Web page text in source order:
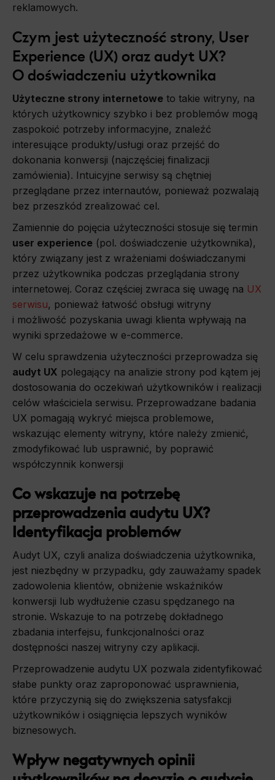
reklamowych.
Czym jest użyteczność strony, User
Experience (UX) oraz audyt UX?
O doświadczeniu użytkownika
Użyteczne strony internetowe to takie witryny, na
których użytkownicy szybko i bez problemów mogą
zaspokoić potrzeby informacyjne, znaleźć
interesujące produkty/usługi oraz przejść do
dokonania konwersji (najczęściej finalizacji
zamówienia). Intuicyjne serwisy są chętniej
przeglądane przez internautów, ponieważ pozwalają
bez przeszkód zrealizować cel.
Zamiennie do pojęcia użyteczności stosuje się termin
user experience (pol. doświadczenie użytkownika),
który związany jest z wrażeniami doświadczanymi
przez użytkownika podczas przeglądania strony
internetowej. Coraz częściej zwraca się uwagę na UX
serwisu, ponieważ łatwość obsługi witryny
i możliwość pozyskania uwagi klienta wpływają na
wyniki sprzedażowe w e-commerce.
W celu sprawdzenia użyteczności przeprowadza się
audyt UX polegający na analizie strony pod kątem jej
dostosowania do oczekiwań użytkowników i realizacji
celów właściciela serwisu. Przeprowadzane badania
UX pomagają wykryć miejsca problemowe,
wskazując elementy witryny, które należy zmienić,
zmodyfikować lub usprawnić, by poprawić
współczynnik konwersji
Co wskazuje na potrzebę
przeprowadzenia audytu UX?
Identyfikacja problemów
Audyt UX, czyli analiza doświadczenia użytkownika,
jest niezbędny w przypadku, gdy zauważamy spadek
zadowolenia klientów, obniżenie wskaźników
konwersji lub wydłużenie czasu spędzanego na
stronie. Wskazuje to na potrzebę dokładnego
zbadania interfejsu, funkcjonalności oraz
dostępności naszej witryny czy aplikacji.
Przeprowadzenie audytu UX pozwala zidentyfikować
słabe punkty oraz zaproponować usprawnienia,
które przyczynią się do zwiększenia satysfakcji
użytkowników i osiągnięcia lepszych wyników
biznesowych.
Wpływ negatywnych opinii